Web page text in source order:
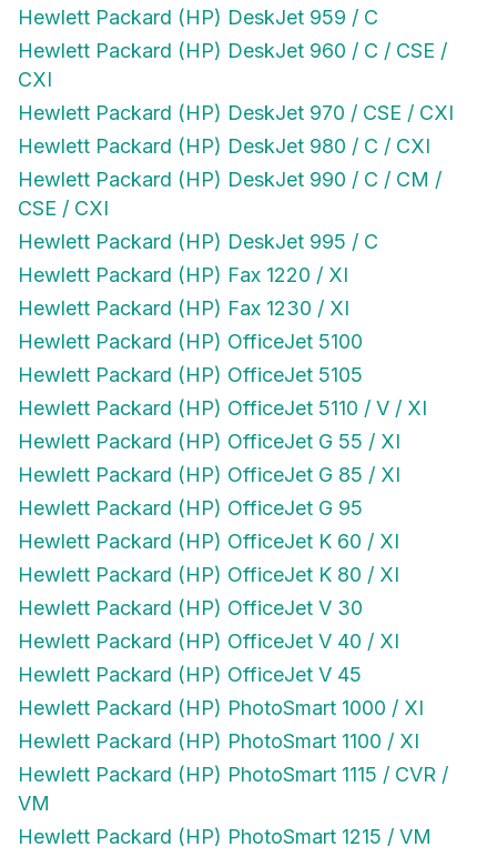
Hewlett Packard (HP) DeskJet 959 / C
Hewlett Packard (HP) DeskJet 960 / C / CSE /
CXI
Hewlett Packard (HP) DeskJet 970 / CSE / CXI
Hewlett Packard (HP) DeskJet 980 / C / CXI
Hewlett Packard (HP) DeskJet 990 / C / CM /
CSE / CXI
Hewlett Packard (HP) DeskJet 995 / C
Hewlett Packard (HP) Fax 1220 / XI
Hewlett Packard (HP) Fax 1230 / XI
Hewlett Packard (HP) OfficeJet 5100
Hewlett Packard (HP) OfficeJet 5105
Hewlett Packard (HP) OfficeJet 5110 / V / XI
Hewlett Packard (HP) OfficeJet G 55 / XI
Hewlett Packard (HP) OfficeJet G 85 / XI
Hewlett Packard (HP) OfficeJet G 95
Hewlett Packard (HP) OfficeJet K 60 / XI
Hewlett Packard (HP) OfficeJet K 80 / XI
Hewlett Packard (HP) OfficeJet V 30
Hewlett Packard (HP) OfficeJet V 40 / XI
Hewlett Packard (HP) OfficeJet V 45
Hewlett Packard (HP) PhotoSmart 1000 / XI
Hewlett Packard (HP) PhotoSmart 1100 / XI
Hewlett Packard (HP) PhotoSmart 1115 / CVR /
VM
Hewlett Packard (HP) PhotoSmart 1215 / VM